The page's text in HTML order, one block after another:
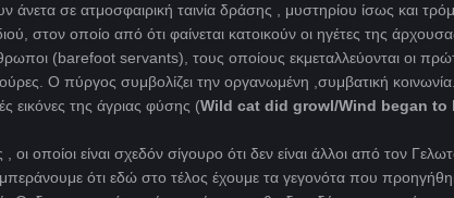
σε ατμοσφαιρική ταινία δράσης , μυστηρίου ίσως και
στον οποίο από ότι φαίνεται κατοικούν οι ηγέτες της
(barefoot servants), τους οποίους εκμεταλλεύονται οι
Ο πύργος συμβολίζει την οργανωμένη ,συμβατική
εικόνες της άγριας φύσης (Wild cat did growl/Wind began to
οι οποίοι είναι σχεδόν σίγουρο ότι δεν είναι άλλοι από τον
ότι εδώ στο τέλος έχουμε τα γεγονότα που